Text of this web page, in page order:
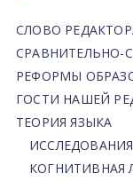
СЛОВО
СРАВНИТЕЛЬНО-
РЕФОРМЫ
ГОСТИ НАШЕЙ
ТЕОРИЯ ЯЗЫКА
КОГНИТИВНАЯ